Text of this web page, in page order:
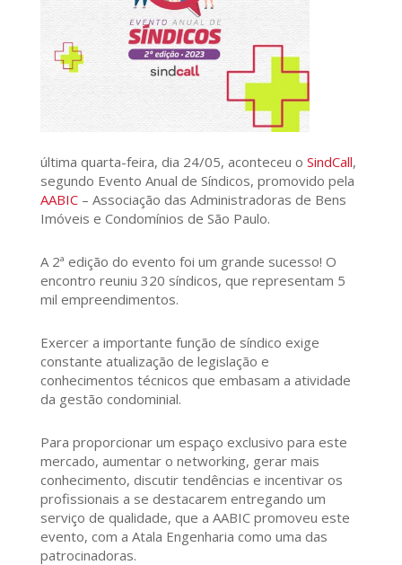
última quarta-feira, dia 24/05, aconteceu o SindCall,
segundo Evento Anual de Síndicos, promovido pela
AABIC– Associação das Administradoras de Bens
Imóveis e Condomínios de São Paulo.
A 2ª edição do evento foi um grande sucesso! O
encontro reuniu 320 síndicos, que representam 5
mil empreendimentos.
Exercer a importante função de síndico exige
constante atualização de legislação e
conhecimentos técnicos que embasam a atividade
da gestão condominial.
Para proporcionar um espaço exclusivo para este
mercado, aumentar o networking, gerar mais
conhecimento, discutir tendências e incentivar os
profissionais a se destacarem entregando um
serviço de qualidade, que a AABIC promoveu este
evento, com a Atala Engenharia como uma das
patrocinadoras.